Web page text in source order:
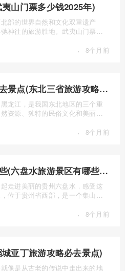
山门票多少钱2025年)
部的世界自然和文化双重遗产
神往的旅游胜地。武夷山门票多
· 8个月前
东北三省旅游攻略必去景点(东北三省旅游攻略必去景点视频介绍)
龙江，是我国东北地区的三个重
资源、独特的民俗文化和美丽的
· 8个月前
六盘水旅游景区有哪些(六盘水旅游景区有哪些景点值得去)
走进美丽的贵州六盘水，感受这
位于贵州省西部，是一个集山水
· 8个月前
亚丁旅游攻略必去景点)
像是从古老的传说中走出来的地